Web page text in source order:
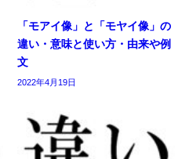
「モアイ像」と「モヤイ像」の
違い・意味と使い方・由来や例
文
2022年4月19日